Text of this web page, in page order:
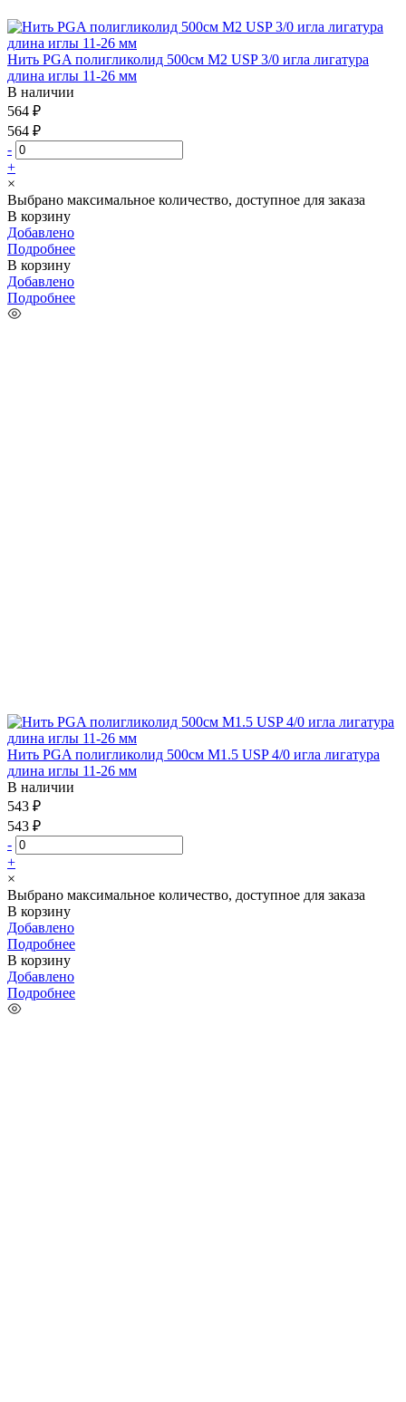
Нить PGA полигликолид 500см М2 USP 3/0 игла лигатура
длина иглы 11-26 мм
В наличии
564 ₽
564 ₽
-
+
×
Выбрано максимальное количество, доступное для заказа
В корзину
Добавлено
Подробнее
В корзину
Добавлено
Подробнее
Нить PGA полигликолид 500см М1.5 USP 4/0 игла лигатура
длина иглы 11-26 мм
В наличии
543 ₽
543 ₽
-
+
×
Выбрано максимальное количество, доступное для заказа
В корзину
Добавлено
Подробнее
В корзину
Добавлено
Подробнее